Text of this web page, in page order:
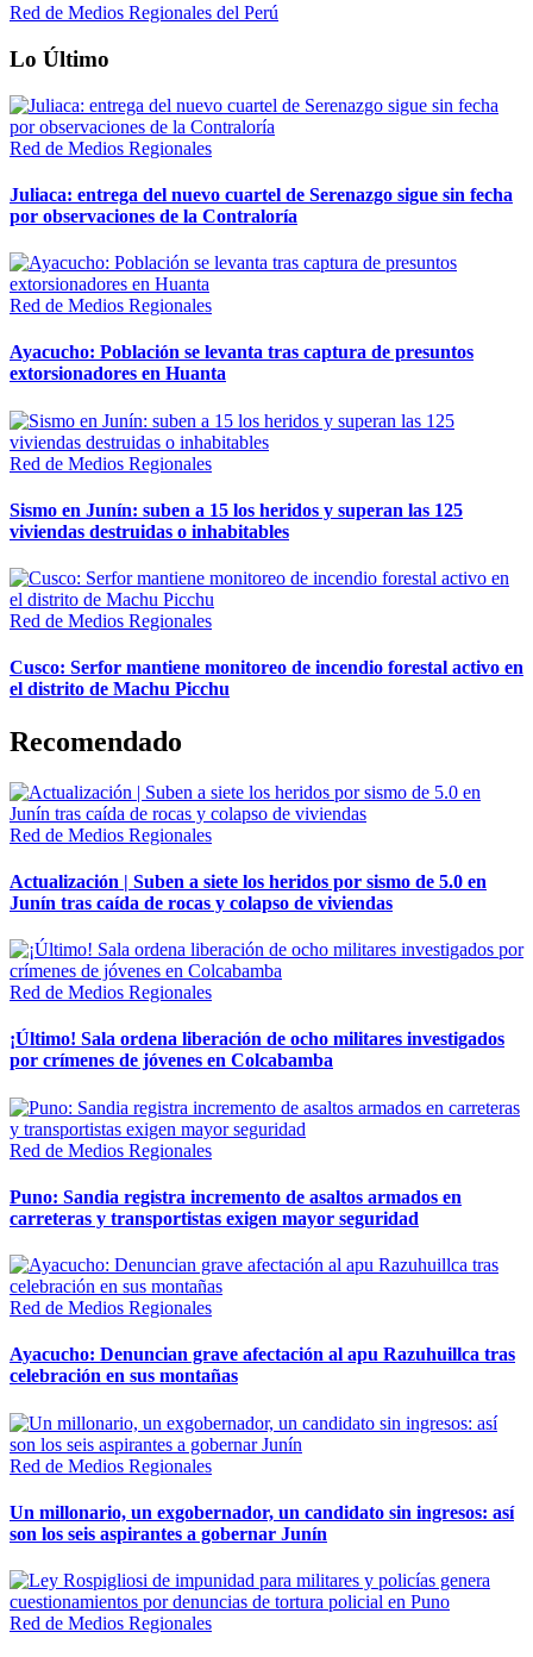
Red de Medios Regionales del Perú
Lo Último
Red de Medios Regionales
Juliaca: entrega del nuevo cuartel de Serenazgo sigue sin fecha
por observaciones de la Contraloría
Red de Medios Regionales
Ayacucho: Población se levanta tras captura de presuntos
extorsionadores en Huanta
Red de Medios Regionales
Sismo en Junín: suben a 15 los heridos y superan las 125
viviendas destruidas o inhabitables
Red de Medios Regionales
Cusco: Serfor mantiene monitoreo de incendio forestal activo en
el distrito de Machu Picchu
Recomendado
Red de Medios Regionales
Actualización | Suben a siete los heridos por sismo de 5.0 en
Junín tras caída de rocas y colapso de viviendas
Red de Medios Regionales
¡Último! Sala ordena liberación de ocho militares investigados
por crímenes de jóvenes en Colcabamba
Red de Medios Regionales
Puno: Sandia registra incremento de asaltos armados en
carreteras y transportistas exigen mayor seguridad
Red de Medios Regionales
Ayacucho: Denuncian grave afectación al apu Razuhuillca tras
celebración en sus montañas
Red de Medios Regionales
Un millonario, un exgobernador, un candidato sin ingresos: así
son los seis aspirantes a gobernar Junín
Red de Medios Regionales